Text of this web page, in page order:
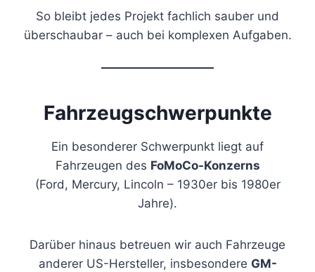
So bleibt jedes Projekt fachlich sauber und
überschaubar – auch bei komplexen Aufgaben.
Fahrzeugschwerpunkte
Ein besonderer Schwerpunkt liegt auf
Fahrzeugen des FoMoCo-Konzerns
(Ford, Mercury, Lincoln – 1930er bis 1980er
Jahre).
Darüber hinaus betreuen wir auch Fahrzeuge
anderer US-Hersteller, insbesondere GM-